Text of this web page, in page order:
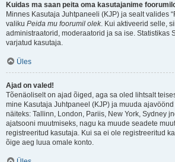
Kuidas ma saan peita oma kasutajanime
Minnes Kasutaja Juhtpaneeli (KJP) ja sealt valides
valiku Peida mu foorumil olek. Kui aktiveerid selle,
administraatorid, moderaatorid ja sa ise. Statistikas
varjatud kasutaja.
Üles
Ajad on valed!
Tõenäoliselt on ajad õiged, aga sa oled lihtsalt
mine Kasutaja Juhtpaneel (KJP) ja muuda
näiteks: Tallinn, London, Pariis, New York, Sydney
ajatsooni muutmiseks, nagu ka muude seadete
registreeritud kasutaja. Kui sa ei ole registreeritud
õige aeg luua omale konto.